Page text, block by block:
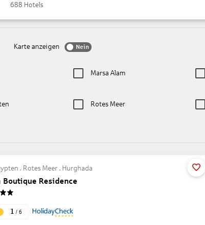
688 Hotels
Karte anzeigen Nein
Marsa Alam
Rotes Meer
. Rotes Meer . Hurghada
Boutique Residence
1 / 6